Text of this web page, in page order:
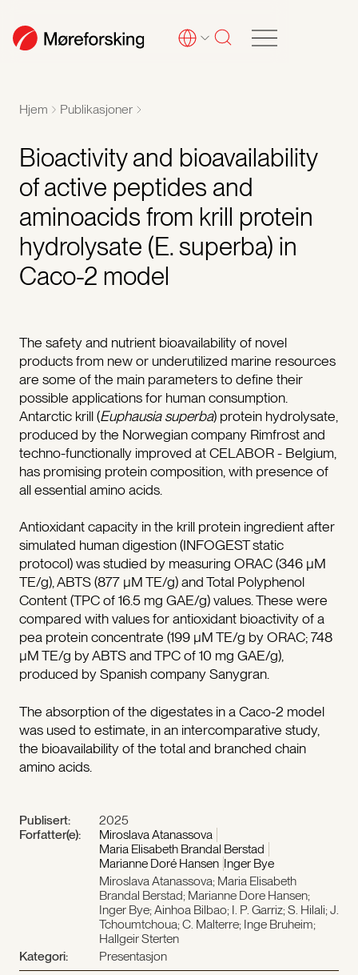
Hjem Publikasjoner
Bioactivity and bioavailability
of active peptides and
aminoacids from krill protein
hydrolysate (E. superba) in
Caco-2 model
The safety and nutrient bioavailability of novel
products from new or underutilized marine resources
are some of the main parameters to define their
possible applications for human consumption.
Antarctic krill (Euphausia superba) protein hydrolysate,
produced by the Norwegian company Rimfrost and
techno-functionally improved at CELABOR - Belgium,
has promising protein composition, with presence of
all essential amino acids.
Antioxidant capacity in the krill protein ingredient after
simulated human digestion (INFOGEST static
protocol) was studied by measuring ORAC (346 µM
TE/g), ABTS (877 µM TE/g) and Total Polyphenol
Content (TPC of 16.5 mg GAE/g) values. These were
compared with values for antioxidant bioactivity of a
pea protein concentrate (199 µM TE/g by ORAC; 748
µM TE/g by ABTS and TPC of 10 mg GAE/g),
produced by Spanish company Sanygran.
The absorption of the digestates in a Caco-2 model
was used to estimate, in an intercomparative study,
the bioavailability of the total and branched chain
amino acids.
Publisert:
2025
Forfatter(e):
Miroslava Atanassova
Maria Elisabeth Brandal Berstad
Marianne Doré Hansen Inger Bye
Miroslava Atanassova; Maria Elisabeth
Brandal Berstad; Marianne Dore Hansen;
Inger Bye; Ainhoa Bilbao; I. P. Garriz; S. Hilali; J.
Tchoumtchoua; C. Malterre; Inge Bruheim;
Hallgeir Sterten
Kategori:
Presentasjon